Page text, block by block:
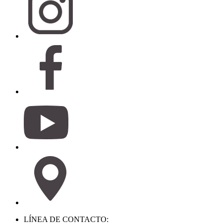
LÍNEA DE CONTACTO: